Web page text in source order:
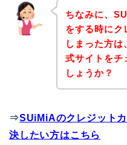
ちなみに、
をする時にク
しまった方
式サイトをチ
しょうか？
⇒SUiMiAのクレジット
決したい方はこちら